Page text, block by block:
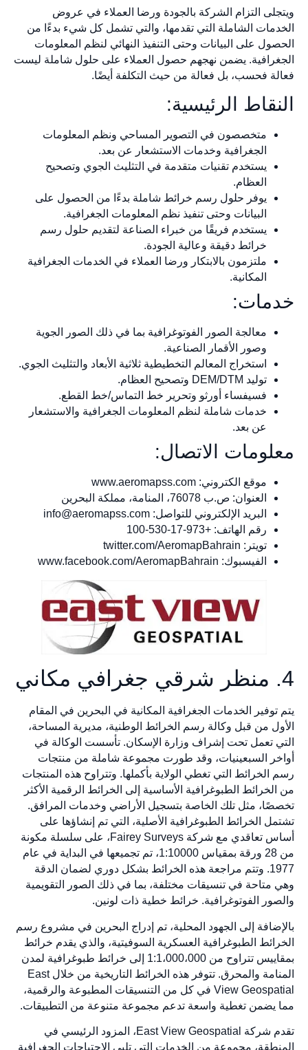
ويتجلى التزام الشركة بالجودة ورضا العملاء في عروض
الخدمات الشاملة التي تقدمها، والتي تشمل كل شيء بدءًا من
الحصول على البيانات وحتى التنفيذ النهائي لنظم المعلومات
الجغرافية. يضمن نهجهم حصول العملاء على حلول شاملة ليست
فعالة فحسب، بل فعالة من حيث التكلفة أيضًا.
النقاط الرئيسية:
متخصصون في التصوير المساحي ونظم المعلومات
الجغرافية وخدمات الاستشعار عن بعد.
يستخدم تقنيات متقدمة في التثليث الجوي وتصحيح
العظام.
يوفر حلول رسم خرائط شاملة بدءًا من الحصول على
البيانات وحتى تنفيذ نظم المعلومات الجغرافية.
يستخدم فريقًا من خبراء الصناعة لتقديم حلول رسم
خرائط دقيقة وعالية الجودة.
ملتزمون بالابتكار ورضا العملاء في الخدمات الجغرافية
المكانية.
خدمات:
معالجة الصور الفوتوغرافية بما في ذلك الصور الجوية
وصور الأقمار الصناعية.
استخراج المعالم التخطيطية ثلاثية الأبعاد والتثليث الجوي.
توليد DEM/DTM وتصحيح العظام.
فسيفساء أورثو وتحرير خط التماس/خط القطع.
خدمات شاملة لنظم المعلومات الجغرافية والاستشعار
عن بعد.
معلومات الاتصال:
موقع الكتروني: www.aeromapss.com
العنوان: ص.ب 76078، المنامة، مملكة البحرين
البريد الإلكتروني للتواصل: info@aeromapss.com
رقم الهاتف: +973-17-530-100
تويتر: twitter.com/AeromapBahrain
الفيسبوك: www.facebook.com/AeromapBahrain
4. منظر شرقي جغرافي مكاني
يتم توفير الخدمات الجغرافية المكانية في البحرين في المقام
الأول من قبل وكالة رسم الخرائط الوطنية، مديرية المساحة،
التي تعمل تحت إشراف وزارة الإسكان. تأسست الوكالة في
أواخر السبعينيات، وقد طورت مجموعة شاملة من منتجات
رسم الخرائط التي تغطي الولاية بأكملها. وتتراوح هذه المنتجات
من الخرائط الطبوغرافية الأساسية إلى الخرائط الرقمية الأكثر
تخصصًا، مثل تلك الخاصة بتسجيل الأراضي وخدمات المرافق.
تشتمل الخرائط الطبوغرافية الأصلية، التي تم إنشاؤها على
أساس تعاقدي مع شركة Fairey Surveys، على سلسلة مكونة
من 28 ورقة بمقياس 1:10000، تم تجميعها في البداية في عام
1977. وتتم مراجعة هذه الخرائط بشكل دوري لضمان الدقة
وهي متاحة في تنسيقات مختلفة، بما في ذلك الصور التقويمية
والصور الفوتوغرافية. خرائط خطية ذات لونين.
بالإضافة إلى الجهود المحلية، تم إدراج البحرين في مشروع رسم
الخرائط الطبوغرافية العسكرية السوفيتية، والذي يقدم خرائط
بمقاييس تتراوح من 1:1،000،000 إلى خرائط طبوغرافية لمدن
المنامة والمحرق. تتوفر هذه الخرائط التاريخية من خلال East
View Geospatial في كل من التنسيقات المطبوعة والرقمية،
مما يضمن تغطية واسعة تدعم مجموعة متنوعة من التطبيقات.
تقدم شركة East View Geospatial، المزود الرئيسي في
المنطقة، مجموعة من الخدمات التي تلبي الاحتياجات الجغرافية